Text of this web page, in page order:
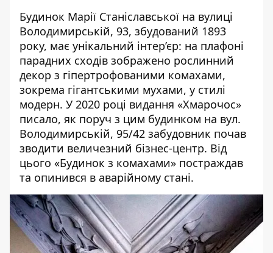
Будинок Марії Станіславської на вулиці
Володимирській, 93, збудований 1893
року, має унікальний інтер’єр: на плафоні
парадних сходів зображено рослинний
декор з гіпертрофованими комахами,
зокрема гігантськими мухами, у стилі
модерн. У 2020 році видання «Хмарочос»
писало, як поруч з цим будинком на вул.
Володимирській, 95/42 забудовник почав
зводити величезний бізнес-центр. Від
цього «Будинок з комахами» постраждав
та опинився в аварійному стані.